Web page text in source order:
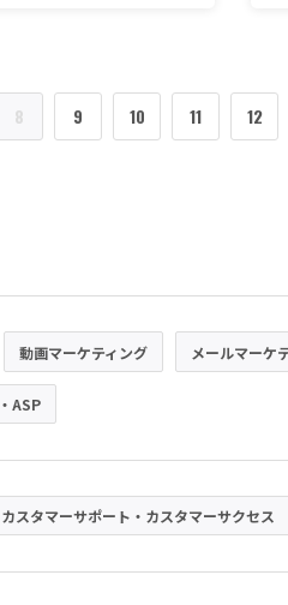
8 9 10 11 12
動画マーケティング メールマーケ
ASP
カスタマーサポート・カスタマーサクセス